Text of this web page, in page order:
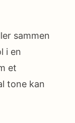
sammen
i en
et
tone kan